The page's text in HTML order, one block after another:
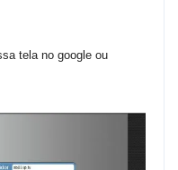
tela no google ou